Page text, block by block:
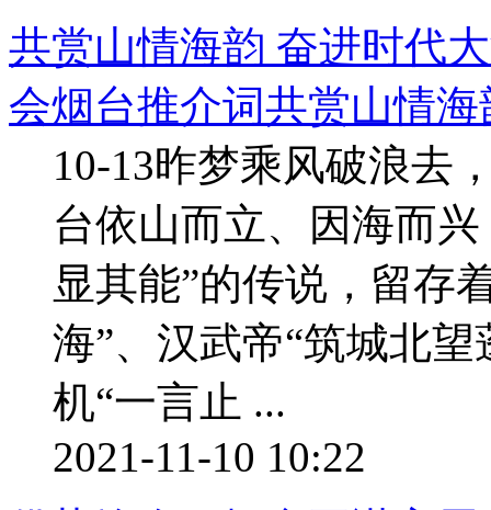
共赏山情海韵 奋进时代
会烟台推介词共赏山情海
10-13昨梦乘风破浪去
台依山而立、因海而
显其能”的传说，留存
海”、汉武帝“筑城北
机“一言止 ...
2021-11-10 10:22